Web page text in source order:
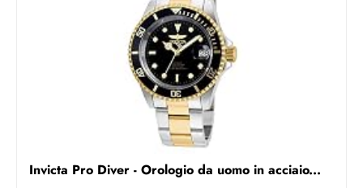
Invicta Pro Diver - Orologio da uomo in acciaio...